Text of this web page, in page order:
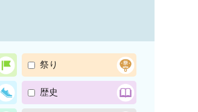
祭り
歴史